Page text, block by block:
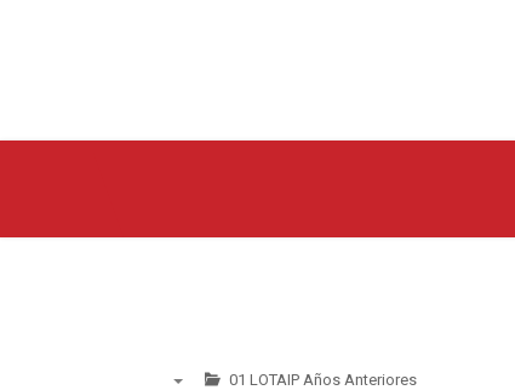
01 LOTAIP Años Anteriores